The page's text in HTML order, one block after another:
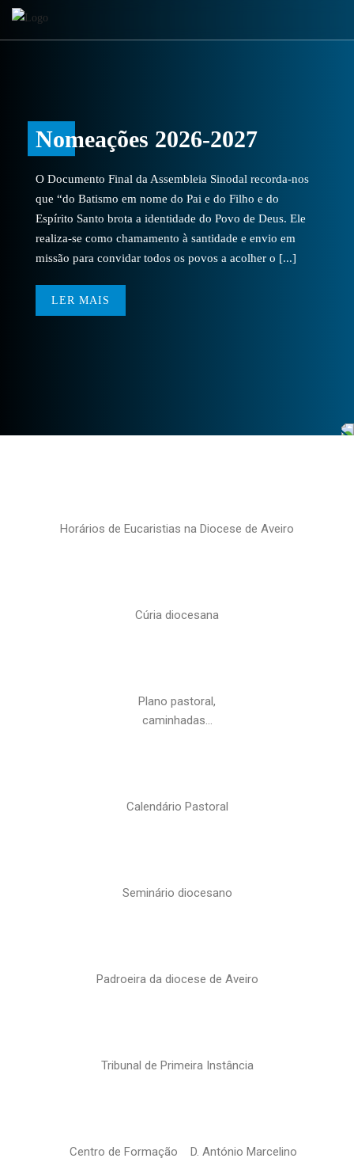
Nomeações 2026-2027
O Documento Final da Assembleia Sinodal recorda-nos
que “do Batismo em nome do Pai e do Filho e do
Espírito Santo brota a identidade do Povo de Deus. Ele
realiza-se como chamamento à santidade e envio em
missão para convidar todos os povos a acolher o [...]
LER MAIS
Horários de Eucaristias na Diocese de Aveiro
Cúria diocesana
Plano pastoral,
caminhadas…
Calendário Pastoral
Seminário diocesano
Padroeira da diocese de Aveiro
Tribunal de Primeira Instância
Centro de Formação D. António Marcelino